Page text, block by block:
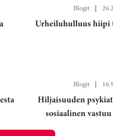
Blogit |
Urheiluhulluus hiipi
Blogit |
Hiljaisuuden
sosiaalinen